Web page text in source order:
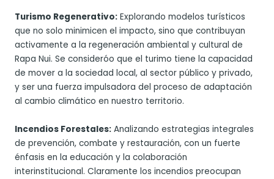
Turismo Regenerativo: Explorando modelos turísticos
que no solo minimicen el impacto, sino que contribuyan
activamente a la regeneración ambiental y cultural de
Rapa Nui. Se consideróo que el turimo tiene la capacidad
de mover a la sociedad local, al sector público y privado,
y ser una fuerza impulsadora del proceso de adaptación
al cambio climático en nuestro territorio.
Incendios Forestales: Analizando estrategias integrales
de prevención, combate y restauración, con un fuerte
énfasis en la educación y la colaboración
interinstitucional. Claramente los incendios preocupan